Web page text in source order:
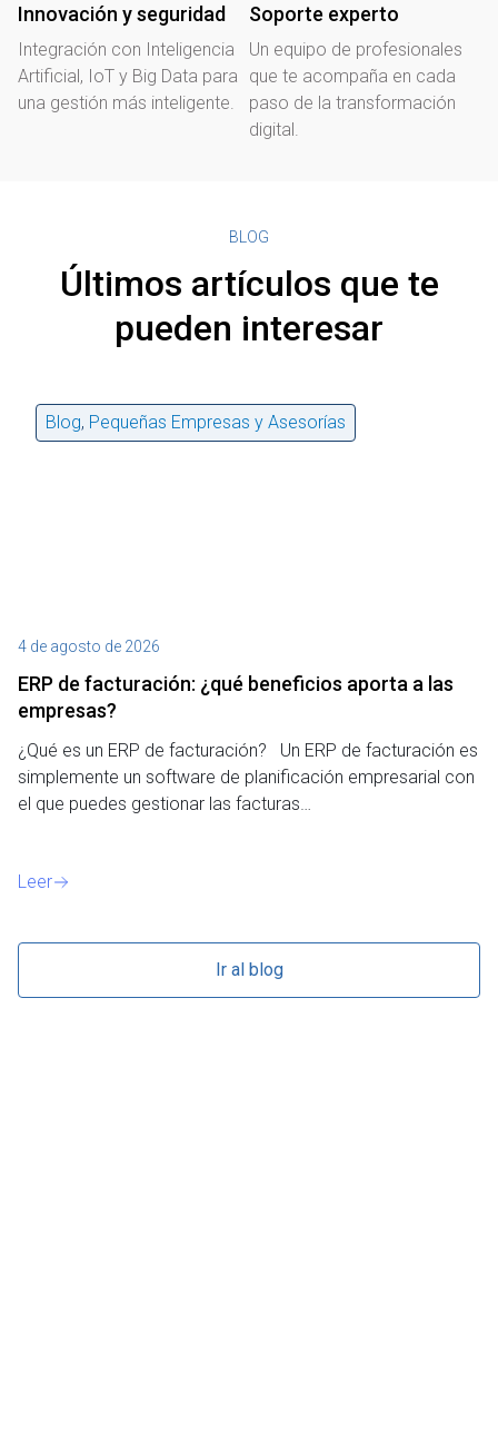
Innovación y seguridad
Integración con Inteligencia
Artificial, IoT y Big Data para
una gestión más inteligente.
Soporte experto
Un equipo de profesionales
que te acompaña en cada
paso de la transformación
digital.
BLOG
Últimos artículos que te
pueden interesar
Blog, Pequeñas Empresas y Asesorías
4 de agosto de 2026
ERP de facturación​: ¿qué beneficios aporta a las
empresas?
¿Qué es un ERP de facturación? Un ERP de facturación es
simplemente un software de planificación empresarial con
el que puedes gestionar las facturas…
Leer
Ir al blog